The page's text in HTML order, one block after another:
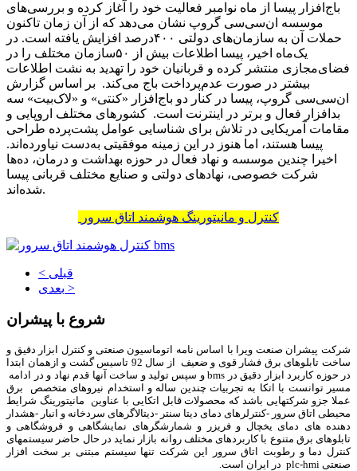
باج‌افزار پیسا از ‌ماه نوامبر فعالیت خود را آغاز کرده و بررسی‌‌‌‌‌‌‌‌های
موسسه ان‌سی‌سی گروپ نشان می‌دهد که از آن زمان تاکنون
حملات آن به سازمان‌های دولتی ۴۰۰‌درصد افزایش یافته است. در
یک‌ماه اخیر، پیسا اطلاعات بیش از ۵۰سازمان مختلف را در
فضای‌مجازی منتشر کرده و قربانیان خود را تهدید به نشت اطلاعات
بیشتر در صورت عدم‌پرداخت باج می‌کند. بر اساس گزارش
ان‌سی‌سی گروپ، پیسا در کنار دو باج‌افزار «کنتی» و «لاک‌‌‌‌‌‌‌‌بیت» سه
بدافزار فعال و برتر در اینترنت است. کشورهای مختلف اروپایی و
مقامات آمریکایی در تلاش برای شناسایی عوامل پشت‌پرده طراحی
پیسا هستند، اما هنوز در این زمینه موفقیتی به‌دست نیاورده‌‌‌‌‌‌‌‌اند.
اخیرا چندین موسسه و نهاد فعال در حوزه بهداشت و درمان، ده‌‌‌‌‌‌‌‌ها
شرکت خصوصی، نهادهای دولتی و صنایع مختلف قربانی پیسا
شده‌اند.
کنترل و مانیتورینگ هوشمند اتاق سرور
< قبلی
بعدی >
شروع با پیشران
شرکت پیشران صنعت ویرا با اساس نامه اتوماسیون صنعتی و کنترل ابزار دقیق و
ساخت تابلوهای برق فشار قوی و ضعیف از سال 92 تاسیس گشت و ازهمان ابتدا
در حوزه کاربرد ابزار دقیق در bms و سپس تولید و ساخت آنها قدم نهاد و در ادامه
مسیر توانست با اتکا به تجربیات چندین ساله و استخدام نیروهای متخصص برق
عملا جزو شرکتهایی باشد که محصولات قابل اتکایی با عناوین مانیتورینگ شرایط
محیطی اتاق سرور -کنترلرهای دمای دیتا سنتر -دیتالاگرهای سردخانه و انبار -هشدار
دهنده های دمای یخچال و فریزر و شمارشگرهای نمایشگاهی و فروشگاهی و
تابلوهای برق متنوع با کاربردهای مختلف روانه بازار نماید در حال حاضر سیستمهای
کنترل دما و رطوبت اتاق سرور این شرکت تنها سیستم مبتنی بر سخت افزار
صنعتی plc-hmi در ایران است.